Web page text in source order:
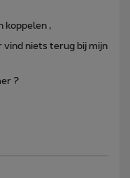
koppelen ,
niets terug bij mijn
?